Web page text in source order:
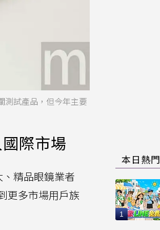
測試產品，但今年主要
際市場
精品眼鏡業者
更多市場用戶族
本日熱門